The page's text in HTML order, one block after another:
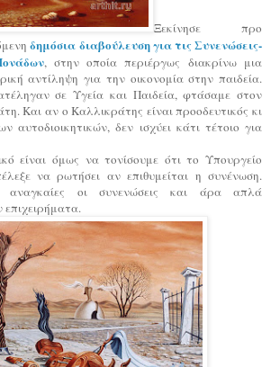
Ξεκίνησε προ
δημόσια διαβούλευση για τις Συνενώσεις-
, στην οποία περιέργως διακρίνω μια
αντίληψη για την οικονομία στην παιδεία.
σε Υγεία και Παιδεία, φτάσαμε στον
Και αν ο Καλλικράτης είναι προοδευτικός κι
αυτοδιοικητικών, δεν ισχύει κάτι τέτοιο για
είναι όμως να τονίσουμε ότι το Υπουργείο
να ρωτήσει αν επιθυμείται η συνένωση.
αναγκαίες οι συνενώσεις και άρα απλά
επιχειρήματα.